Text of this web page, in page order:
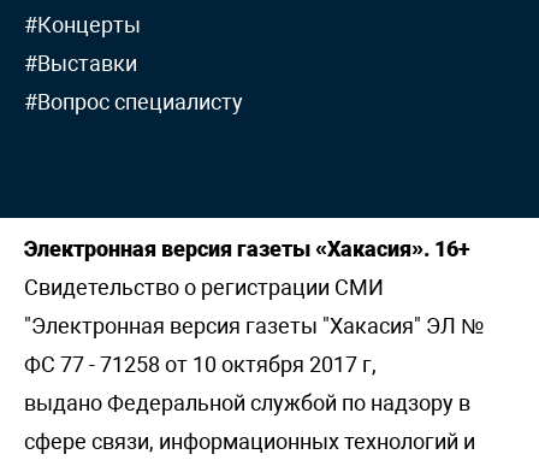
#Концерты
#Выставки
#Вопрос специалисту
Электронная версия газеты «Хакасия». 16+
Свидетельство о регистрации СМИ
"Электронная версия газеты "Хакасия" ЭЛ №
ФС 77 - 71258 от 10 октября 2017 г,
выдано Федеральной службой по надзору в
сфере связи, информационных технологий и